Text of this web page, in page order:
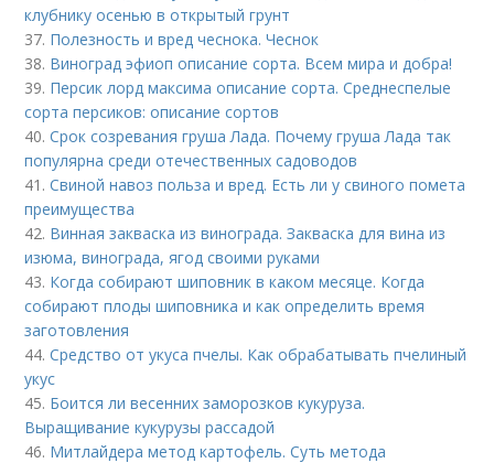
клубнику осенью в открытый грунт
37. Полезность и вред чеснока. Чеснок
38. Виноград эфиоп описание сорта. Всем мира и добра!
39. Персик лорд максима описание сорта. Среднеспелые
сорта персиков: описание сортов
40.Срок созревания груша Лада. Почему груша Лада так
популярна среди отечественных садоводов
41.Свиной навоз польза и вред. Есть ли у свиного помета
преимущества
42. Винная закваска из винограда. Закваска для вина из
изюма, винограда, ягод своими руками
43. Когда собирают шиповник в каком месяце. Когда
собирают плоды шиповника и как определить время
заготовления
44.Средство от укуса пчелы. Как обрабатывать пчелиный
укус
45. Боится ли весенних заморозков кукуруза.
Выращивание кукурузы рассадой
46. Митлайдера метод картофель. Суть метода